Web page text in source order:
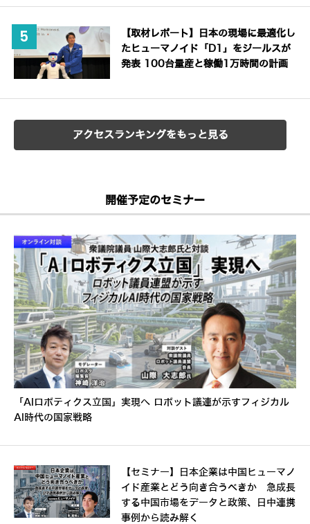
【取材レポート】日本の現場に最適化し
たヒューマノイド「D1」をジールスが
発表 100台量産と稼働1万時間の計画
アクセスランキングをもっと見る
開催予定のセミナー
「AIロボティクス立国」実現へ ロボット議連が示すフィジカル
AI時代の国家戦略
【セミナー】日本企業は中国ヒューマノ
イド産業とどう向き合うべきか 急成長
する中国市場をデータと政策、日中連携
事例から読み解く